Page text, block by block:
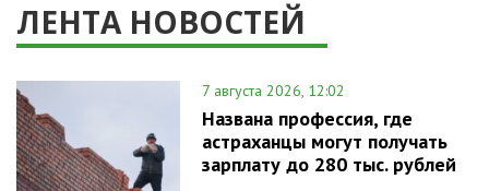
ЛЕНТА НОВОСТЕЙ
7 августа 2026, 12:02
Названа профессия, где
астраханцы могут получать
зарплату до 280 тыс. рублей